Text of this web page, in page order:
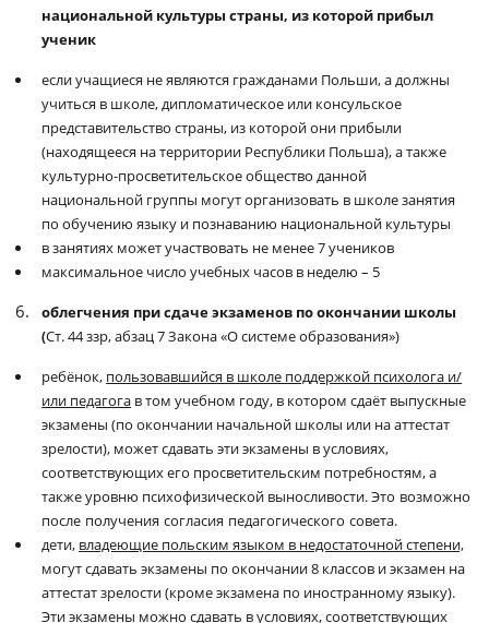
национальной культуры страны, из которой прибыл
ученик
если учащиеся не являются гражданами Польши, а должны
учиться в школе, дипломатическое или консульское
представительство страны, из которой они прибыли
(находящееся на территории Республики Польша), а также
культурно-просветительское общество данной
национальной группы могут организовать в школе занятия
по обучению языку и познаванию национальной культуры
в занятиях может участвовать не менее 7 учеников
максимальное число учебных часов в неделю– 5
облегчения при сдаче экзаменов по окончании школы
(Ст. 44 ззр, абзац 7 Закона «О системе образования»)
ребёнок, пользовавшийся в школе поддержкой психолога и/
или педагога в том учебном году, в котором сдаёт выпускные
экзамены (по окончании начальной школы или на аттестат
зрелости), может сдавать эти экзамены в условиях,
соответствующих его просветительским потребностям, а
также уровню психофизической выносливости. Это возможно
после получения согласия педагогического совета.
дети, владеющие польским языком в недостаточной степени,
могут сдавать экзамены по окончании 8 классов и экзамен на
аттестат зрелости (кроме экзамена по иностранному языку).
Эти экзамены можно сдавать в условиях, соответствующих